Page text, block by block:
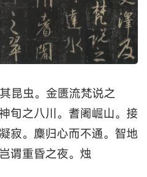
昆虫。金匮流梵说之
旬之八川。耆阇崛山。接
寂。麋归心而不通。智地
谓重昏之夜。烛